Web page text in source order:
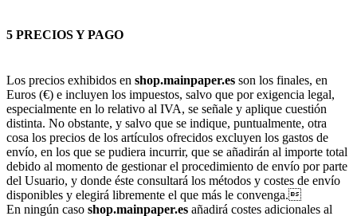
5 PRECIOS Y PAGO
Los precios exhibidos en shop.mainpaper.es son los finales, en
Euros (€) e incluyen los impuestos, salvo que por exigencia legal,
especialmente en lo relativo al IVA, se señale y aplique cuestión
distinta. No obstante, y salvo que se indique, puntualmente, otra
cosa los precios de los artículos ofrecidos excluyen los gastos de
envío, en los que se pudiera incurrir, que se añadirán al importe total
debido al momento de gestionar el procedimiento de envío por parte
del Usuario, y donde éste consultará los métodos y costes de envío
disponibles y elegirá libremente el que más le convenga.
En ningún caso shop.mainpaper.es añadirá costes adicionales al